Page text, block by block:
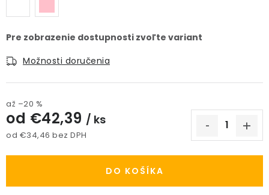
Možnosti doručenia
až –20 %
od €42,39 / ks
od €34,46 bez DPH
DO KOŠÍKA